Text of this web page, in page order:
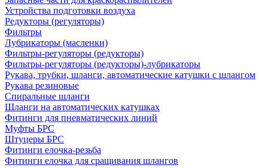
Устройства подготовки воздуха
Редукторы (регуляторы)
Фильтры
Лубрикаторы (масленки)
Фильтры-регуляторы (редукторы)
Фильтры-регуляторы (редукторы)-лубрикаторы
Рукава, трубки, шланги, автоматические катушки с шлангом
Рукава резиновые
Спиральные шланги
Шланги на автоматических катушках
Фитинги для пневматических линий
Муфты БРС
Штуцеры БРС
Фитинги елочка-резьба
Фитинги елочка для сращивания шлангов